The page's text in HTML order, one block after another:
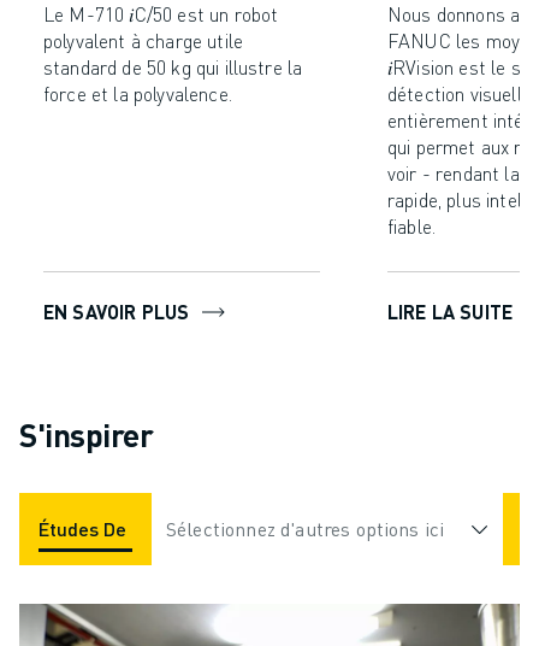
Le M-710 𝑖C/50 est un robot
polyvalent à charge utile
standard de 50 kg qui illustre la
force et la polyvalence.
EN SAVOIR PLUS
Nous donnons
FANUC les
𝑖RVision est le
détection visuelle
entièrement
qui permet aux
voir - rendant la
rapide, plus
fiable.
LIRE LA SUITE
S'inspirer
Études De Cas Applications Industries
Sélectionnez d'autres options ici